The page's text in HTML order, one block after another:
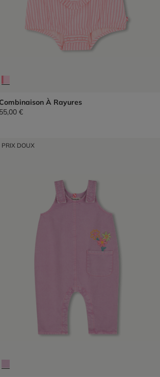
Combinaison À Rayures
55,00 €
PRIX DOUX